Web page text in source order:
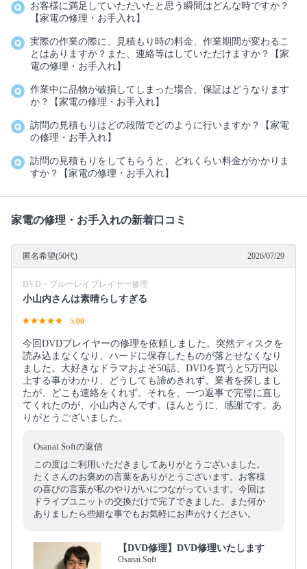
お客様に満足していただいたと思う瞬間はどんな時ですか？
【家電の修理・お手入れ】
実際の作業の際に、見積もり時の料金、作業期間が変わるこ
とはありますか？また、連絡等はしていただけますか？【家
電の修理・お手入れ】
作業中に品物が破損してしまった場合、保証はどうなります
か？【家電の修理・お手入れ】
訪問の見積もりはどの段階でどのように行いますか？【家電
の修理・お手入れ】
訪問の見積もりをしてもらうと、どれくらい料金がかかりま
すか？【家電の修理・お手入れ】
家電の修理・お手入れの新着口コミ
匿名希望(50代) 2026/07/29
DVD・ブルーレイプレイヤー修理
小山内さんは素晴らしすぎる
5.00
今回DVDプレイヤーの修理を依頼しました。突然ディスクを
読み込まなくなり、ハードに保存したものが落とせなくなり
ました。大好きなドラマおよそ50話、DVDを買うと5万円以
上する事がわかり、どうしても諦めきれず。業者を探しまし
たが、どこも連絡をくれず。それを、一つ返事で完璧に直し
てくれたのが、小山内さんです。ほんとうに、感謝です。あ
りがとうございました。
Osanai Softの返信
この度はご利用いただきましてありがとうございました。
たくさんのお褒めの言葉をありがとうございます。お客様
の喜びの言葉が私のやりがいにつながっています。今回は
ドライブユニットの交換だけで完了できました。また何か
ありましたら些細な事でもお気軽にお声がけください。
【DVD修理】DVD修理いたします
Osanai Soft